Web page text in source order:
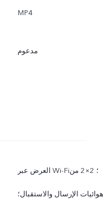
MP4
مدعوم
العرض عبر Wi-Fi؛ 2×2 من
هوائيات الإرسال والاستقبال؛